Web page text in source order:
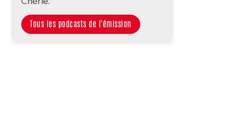
Tous les podcasts de l'émission